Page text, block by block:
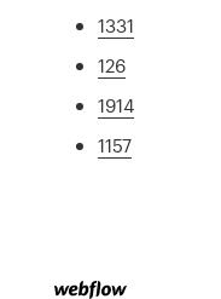
1331
126
1914
1157